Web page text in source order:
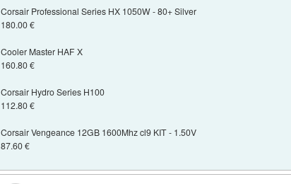
Corsair Professional Series HX 1050W - 80+ Silver
180.00 €
Cooler Master HAF X
160.80 €
Corsair Hydro Series H100
112.80 €
Corsair Vengeance 12GB 1600Mhz cl9 KIT - 1.50V
87.60 €